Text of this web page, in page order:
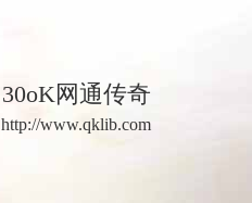
30oK网通传奇
http://www.qklib.com